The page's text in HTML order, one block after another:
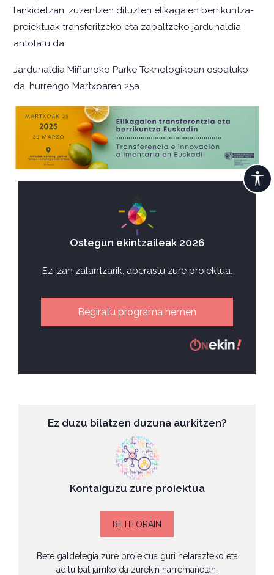
lankidetzan, zuzentzen dituzten elikagaien berrikuntza-
proiektuak transferitzeko eta zabaltzeko jardunaldia
antolatu da.
Jardunaldia Miñanoko Parke Teknologikoan ospatuko
da, hurrengo Martxoaren 25a.
Ostegun ekintzaileak 2026
Ez izan zalantzarik, aberastu zure proiektua.
Begiratu programa hemen
Ez duzu bilatzen duzuna aurkitzen?
Kontaiguzu zure proiektua
BETE ORAIN
Bete galdetegia zure proiektua guri helarazteko eta
aditu bat jarriko da zurekin harremanetan.